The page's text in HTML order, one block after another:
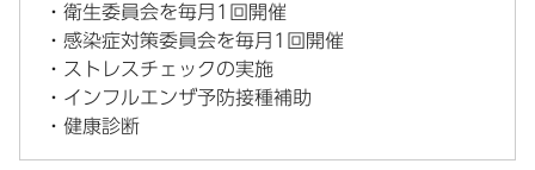
・衛生委員会を毎月1回開催
・感染症対策委員会を毎月1回開催
・ストレスチェックの実施
・インフルエンザ予防接種補助
・健康診断